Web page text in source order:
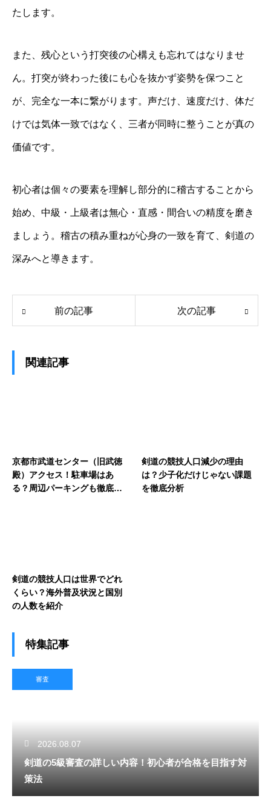
たします。
また、残心という打突後の心構えも忘れてはなりませ
ん。打突が終わった後にも心を抜かず姿勢を保つこと
が、完全な一本に繋がります。声だけ、速度だけ、体だ
けでは気体一致ではなく、三者が同時に整うことが真の
価値です。
初心者は個々の要素を理解し部分的に稽古することから
始め、中級・上級者は無心・直感・間合いの精度を磨き
ましょう。稽古の積み重ねが心身の一致を育て、剣道の
深みへと導きます。
前の記事 次の記事
関連記事
京都市武道センター（旧武徳
殿）アクセス！駐車場はあ
る？周辺パーキングも徹底解
剣道の競技人口減少の理由
は？少子化だけじゃない課題
を徹底分析
剣道の競技人口は世界でどれ
くらい？海外普及状況と国別
の人数を紹介
特集記事
審査
2026.08.07
剣道の5級審査の詳しい内容！初心者が合格を目指す対
策法